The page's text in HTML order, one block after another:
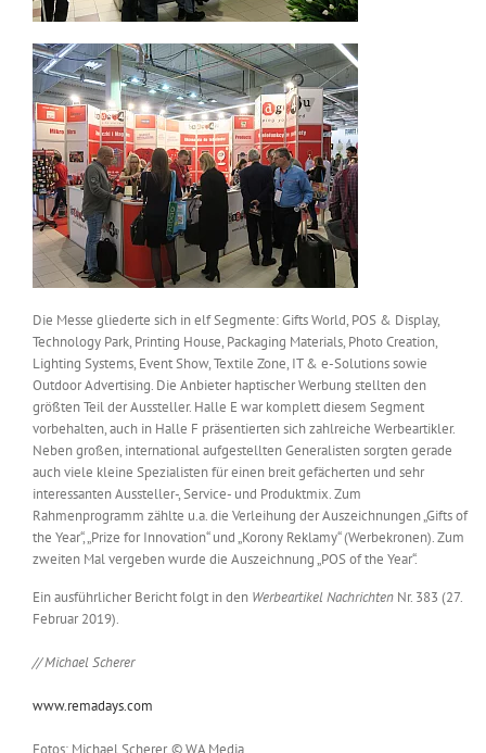
Die Messe gliederte sich in elf Segmente: Gifts World, POS & Display,
Technology Park, Printing House, Packaging Materials, Photo Creation,
Lighting Systems, Event Show, Textile Zone, IT & e-Solutions sowie
Outdoor Advertising. Die Anbieter haptischer Werbung stellten den
größten Teil der Aussteller. Halle E war komplett diesem Segment
vorbehalten, auch in Halle F präsentierten sich zahlreiche Werbeartikler.
Neben großen, international aufgestellten Generalisten sorgten gerade
auch viele kleine Spezialisten für einen breit gefächerten und sehr
interessanten Aussteller-, Service- und Produktmix. Zum
Rahmenprogramm zählte u.a. die Verleihung der Auszeichnungen „Gifts of
the Year“, „Prize for Innovation“ und „Korony Reklamy“ (Werbekronen). Zum
zweiten Mal vergeben wurde die Auszeichnung „POS of the Year“.
Ein ausführlicher Bericht folgt in den Werbeartikel Nachrichten Nr. 383 (27.
Februar 2019).
// Michael Scherer
www.remadays.com